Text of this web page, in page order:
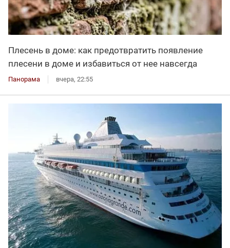
Плесень в доме: как предотвратить появление
плесени в доме и избавиться от нее навсегда
Панорама вчера, 22:55